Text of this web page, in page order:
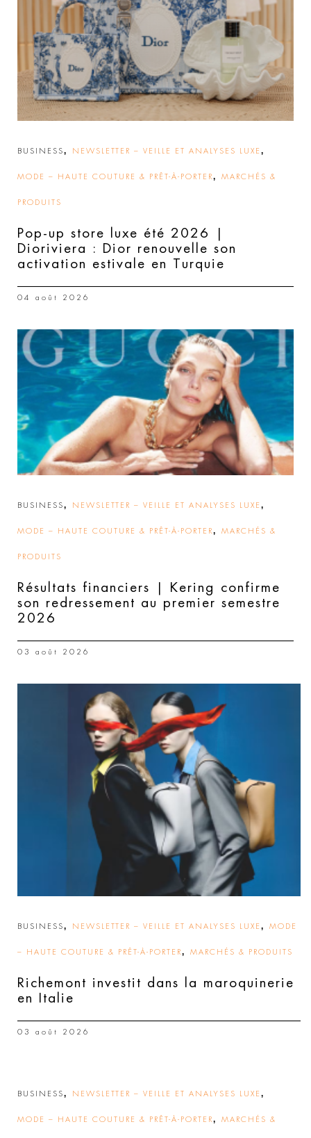
BUSINESS, NEWSLETTER – VEILLE ET ANALYSES LUXE ,
MODE – HAUTE COUTURE & PRÊT-À-PORTER, MARCHÉS &
PRODUITS
Pop-up store luxe été 2026 |
Dioriviera : Dior renouvelle son
activation estivale en Turquie
04 août 2026
BUSINESS, NEWSLETTER – VEILLE ET ANALYSES LUXE ,
MODE – HAUTE COUTURE & PRÊT-À-PORTER, MARCHÉS &
PRODUITS
Résultats financiers | Kering confirme
son redressement au premier semestre
2026
03 août 2026
BUSINESS, NEWSLETTER – VEILLE ET ANALYSES LUXE , MODE
– HAUTE COUTURE & PRÊT-À-PORTER, MARCHÉS & PRODUITS
Richemont investit dans la maroquinerie
en Italie
03 août 2026
BUSINESS, NEWSLETTER – VEILLE ET ANALYSES LUXE ,
MODE – HAUTE COUTURE & PRÊT-À-PORTER, MARCHÉS &